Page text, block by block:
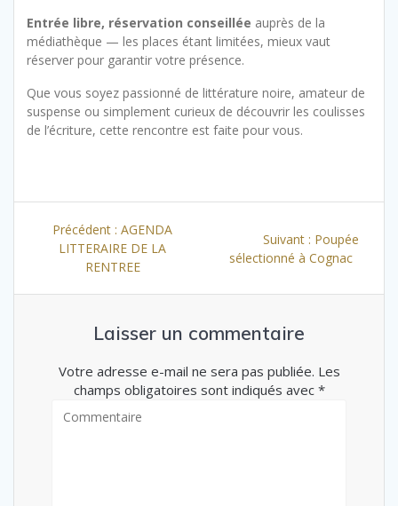
Entrée libre, réservation conseillée auprès de la
médiathèque — les places étant limitées, mieux vaut
réserver pour garantir votre présence.
Que vous soyez passionné de littérature noire, amateur de
suspense ou simplement curieux de découvrir les coulisses
de l’écriture, cette rencontre est faite pour vous.
Précédent : Article
précédent
:
AGENDA
LITTERAIRE DE LA
RENTREE
Suivant : Article
suivant
Poupée
sélectionné à Cognac
Laisser un commentaire
Votre adresse e-mail ne sera pas publiée. Les
champs obligatoires sont indiqués avec *